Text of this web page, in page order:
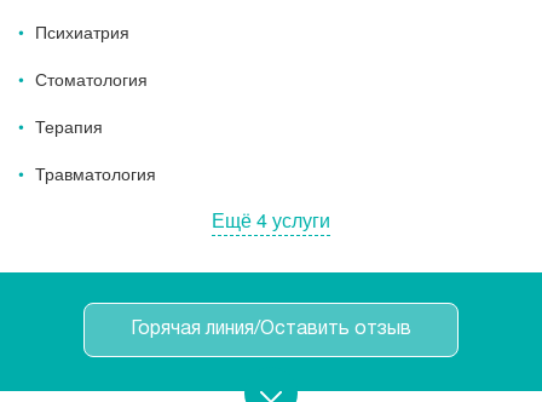
Психиатрия
Стоматология
Терапия
Травматология
Ещё 4 услуги
Горячая линия/Оставить отзыв